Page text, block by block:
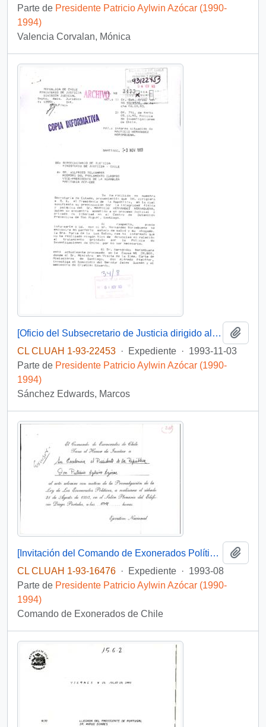
Parte de Presidente Patricio Aylwin Azócar (1990-
1994)
Valencia Corvalan, Mónica
[Oficio del Subsecretario de Justicia dirigido al sr. Wilfried Telkamper, miembro del parlamento europeo]
CL CLUAH 1-93-22453 · Expediente · 1993-11-03
Parte de Presidente Patricio Aylwin Azócar (1990-
1994)
Sánchez Edwards, Marcos
[Invitación del Comando de Exonerados Políticos de Chile a acto solemne para asistir al Acto de Promulgación de la Ley de los Exonerados Políticos]
CL CLUAH 1-93-16476 · Expediente · 1993-08
Parte de Presidente Patricio Aylwin Azócar (1990-
1994)
Comando de Exonerados de Chile